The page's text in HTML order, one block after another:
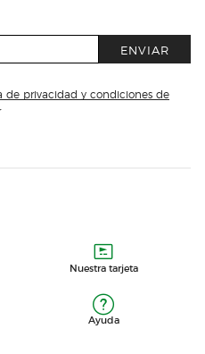
ENVIAR
de privacidad y condiciones de
Nuestra tarjeta
Ayuda